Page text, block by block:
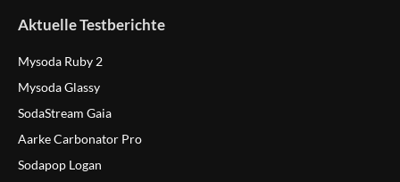
Aktuelle Testberichte
Mysoda Ruby 2
Mysoda Glassy
SodaStream Gaia
Aarke Carbonator Pro
Sodapop Logan